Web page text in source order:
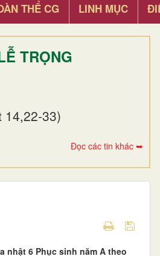
THỂ CG LINH MỤC
TRỌNG
14,22-33)
Đọc các tin khác ➥
nhật 6 Phục sinh năm A theo